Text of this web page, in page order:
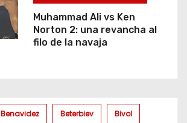
Muhammad Ali vs Ken
Norton 2: una revancha al
filo de la navaja
Benavidez Beterbiev Bivol